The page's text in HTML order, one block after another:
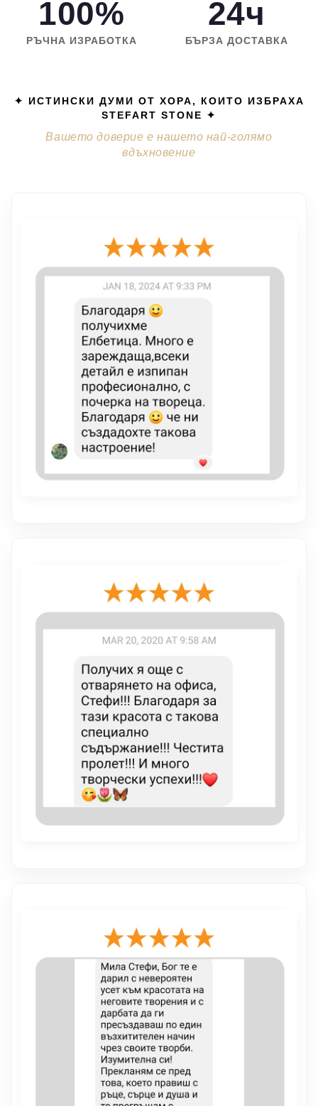
100%
РЪЧНА ИЗРАБОТКА
24ч
БЪРЗА ДОСТАВКА
✦ ИСТИНСКИ ДУМИ ОТ ХОРА, КОИТО ИЗБРАХА
STEFART STONE ✦
Вашето доверие е нашето най-голямо
вдъхновение